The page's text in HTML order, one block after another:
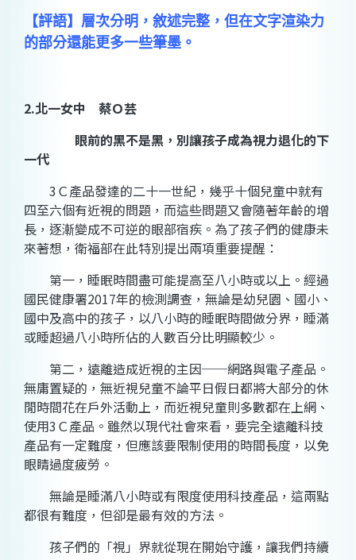
【評語】層次分明，敘述完整，但在文字渲染力
的部分還能更多一些筆墨。
2.北一女中 蔡Ｏ芸
眼前的黑不是黑，別讓孩子成為視力退化的下
一代
3Ｃ產品發達的二十一世紀，幾乎十個兒童中就有
四至六個有近視的問題，而這些問題又會隨著年齡的增
長，逐漸變成不可逆的眼部宿疾。為了孩子們的健康未
來著想，衛福部在此特別提出兩項重要提醒：
第一，睡眠時間盡可能提高至八小時或以上。經過
國民健康署2017年的檢測調查，無論是幼兒園、國小、
國中及高中的孩子，以八小時的睡眠時間做分界，睡滿
或睡超過八小時所佔的人數百分比明顯較少。
第二，遠離造成近視的主因──網路與電子產品。
無庸置疑的，無近視兒童不論平日假日都將大部分的休
閒時間花在戶外活動上，而近視兒童則多數都在上網、
使用3Ｃ產品。雖然以現代社會來看，要完全遠離科技
產品有一定難度，但應該要限制使用的時間長度，以免
眼睛過度疲勞。
無論是睡滿八小時或有限度使用科技產品，這兩點
都很有難度，但卻是最有效的方法。
孩子們的「視」界就從現在開始守護，讓我們持續